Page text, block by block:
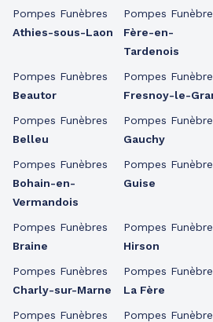
Pompes Funèbres
Athies-sous-Laon
Pompes Funèbres
Beautor
Pompes Funèbres
Belleu
Pompes Funèbres
Bohain-en-
Vermandois
Pompes Funèbres
Braine
Pompes Funèbres
Charly-sur-Marne
Pompes Funèbres
Pompes
Fère-en-
Tardenois
Pompes
Fresnoy-le-
Pompes
Gauchy
Pompes
Guise
Pompes
Hirson
Pompes
La Fère
Pompes